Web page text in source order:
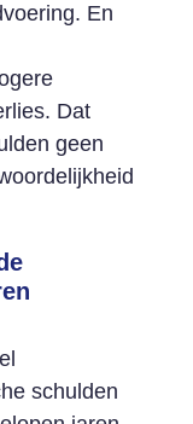
En
Dat
geen
schulden